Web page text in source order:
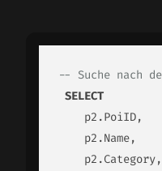
-- Suche nach
SELECT
    p2.PoiID,
    p2.Name,
    p2.Category,